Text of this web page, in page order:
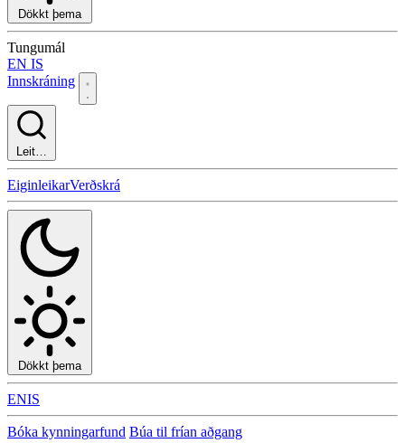
Dökkt þema
Tungumál
EN IS
Innskráning
Leit…
EiginleikarVerðskrá
Dökkt þema
ENIS
Bóka kynningarfund Búa til frían aðgang